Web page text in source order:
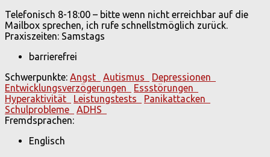
Telefonisch 8-18:00 – bitte wenn nicht erreichbar auf die
Mailbox sprechen, ich rufe schnellstmöglich zurück.
Praxiszeiten: Samstags
barrierefrei
Schwerpunkte: Angst Autismus
Depressionen
Entwicklungsverzögerungen
Essstörungen
Hyperaktivität
Leistungstests
Panikattacken
Schulprobleme
ADHS
Fremdsprachen:
Englisch